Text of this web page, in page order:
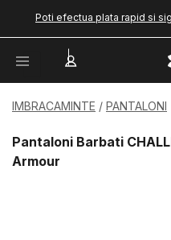
Poti efectua plata rapid si
IMBRACAMINTE PANTALONI
Pantaloni Barbati
Armour